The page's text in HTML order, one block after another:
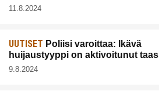
11.8.2024
UUTISET Poliisi varoittaa: Ikävä
huijaustyyppi on aktivoitunut taas
9.8.2024